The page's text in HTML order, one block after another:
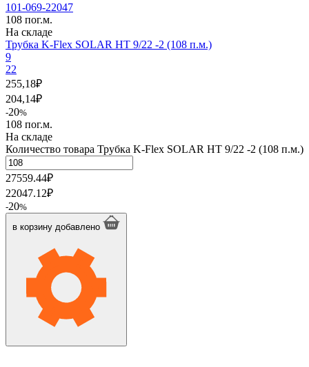
101-069-22047
108 пог.м.
На складе
Трубка K-Flex SOLAR HT 9/22 -2 (108 п.м.)
9
22
255,18₽
204,14₽
-20%
108 пог.м.
На складе
Количество товара Трубка K-Flex SOLAR HT 9/22 -2 (108 п.м.)
27559.44₽
22047.12₽
-20%
в корзину добавлено